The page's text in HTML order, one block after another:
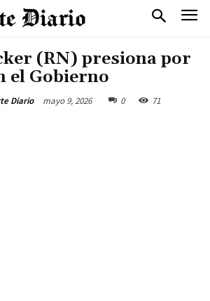
(RN) presiona por
el Gobierno
Diario mayo 9, 2026 0 71